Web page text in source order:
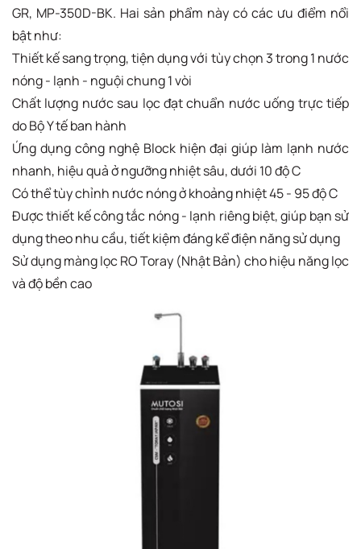
GR, MP-350D-BK. Hai sản phẩm này có các ưu điểm nổi
bật như:
Thiết kế sang trọng, tiện dụng với tùy chọn 3 trong 1 nước
nóng - lạnh - nguội chung 1 vòi
Chất lượng nước sau lọc đạt chuẩn nước uống trực tiếp
do Bộ Y tế ban hành
Ứng dụng công nghệ Block hiện đại giúp làm lạnh nước
nhanh, hiệu quả ở ngưỡng nhiệt sâu, dưới 10 độ C
Có thể tùy chỉnh nước nóng ở khoảng nhiệt 45 - 95 độ C
Được thiết kế công tắc nóng - lạnh riêng biệt, giúp bạn sử
dụng theo nhu cầu, tiết kiệm đáng kể điện năng sử dụng
Sử dụng màng lọc RO Toray (Nhật Bản) cho hiệu năng lọc
và độ bền cao